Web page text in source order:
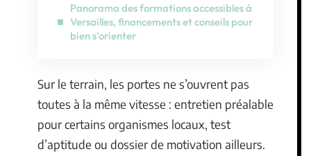
Panorama des formations accessibles à
Versailles, financements et conseils pour
bien s’orienter
Sur le terrain, les portes ne s’ouvrent pas
toutes à la même vitesse : entretien préalable
pour certains organismes locaux, test
d’aptitude ou dossier de motivation ailleurs.